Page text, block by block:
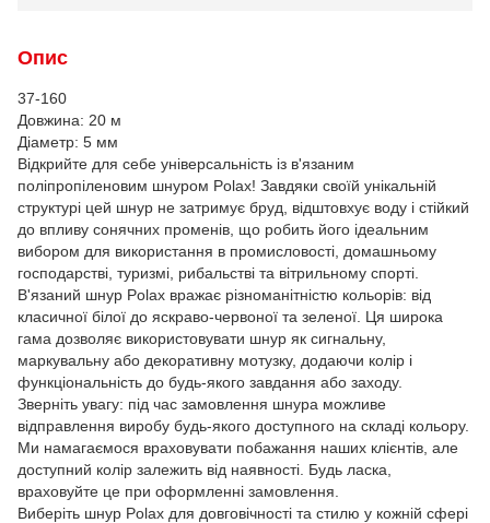
Опис
37-160
Довжина: 20 м
Діаметр: 5 мм
Відкрийте для себе універсальність із в'язаним
поліпропіленовим шнуром Polax! Завдяки своїй унікальній
структурі цей шнур не затримує бруд, відштовхує воду і стійкий
до впливу сонячних променів, що робить його ідеальним
вибором для використання в промисловості, домашньому
господарстві, туризмі, рибальстві та вітрильному спорті.
В'язаний шнур Polax вражає різноманітністю кольорів: від
класичної білої до яскраво-червоної та зеленої. Ця широка
гама дозволяє використовувати шнур як сигнальну,
маркувальну або декоративну мотузку, додаючи колір і
функціональність до будь-якого завдання або заходу.
Зверніть увагу: під час замовлення шнура можливе
відправлення виробу будь-якого доступного на складі кольору.
Ми намагаємося враховувати побажання наших клієнтів, але
доступний колір залежить від наявності. Будь ласка,
враховуйте це при оформленні замовлення.
Виберіть шнур Polax для довговічності та стилю у кожній сфері